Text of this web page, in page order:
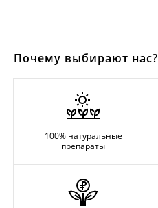
Почему выбирают нас?
100% натуральные
препараты